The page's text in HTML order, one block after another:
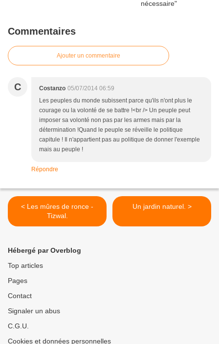
Commentaires
Ajouter un commentaire
C Costanzo 05/07/2014 06:59
Les peuples du monde subissent parce qu'ils n'ont plus le
courage ou la volonté de se battre !<br /> Un peuple peut
imposer sa volonté non pas par les armes mais par la
détermination !Quand le peuple se réveille le politique
capitule ! Il n'appartient pas au politique de donner l'exemple
mais au peuple !
Répondre
< Les mûres de ronce -
Tizwal.
Un jardin naturel. >
Hébergé par Overblog
Top articles
Pages
Contact
Signaler un abus
C.G.U.
Cookies et données personnelles